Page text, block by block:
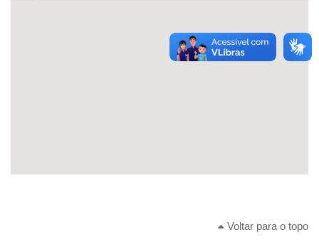
Voltar para o topo